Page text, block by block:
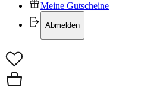
Meine Gutscheine
Abmelden